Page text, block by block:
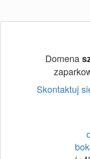
Domena
Skontaktuj